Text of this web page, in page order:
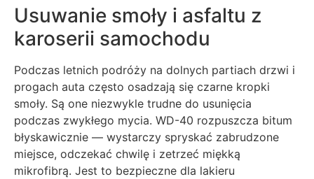
Usuwanie smoły i asfaltu z
karoserii samochodu
Podczas letnich podróży na dolnych partiach drzwi i
progach auta często osadzają się czarne kropki
smoły. Są one niezwykle trudne do usunięcia
podczas zwykłego mycia. WD-40 rozpuszcza bitum
błyskawicznie — wystarczy spryskać zabrudzone
miejsce, odczekać chwilę i zetrzeć miękką
mikrofibrą. Jest to bezpieczne dla lakieru